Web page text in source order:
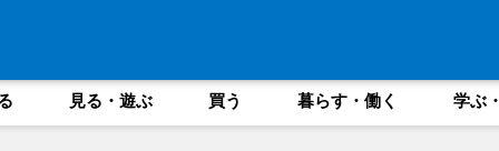
見る・遊ぶ 買う 暮らす・働く 学ぶ